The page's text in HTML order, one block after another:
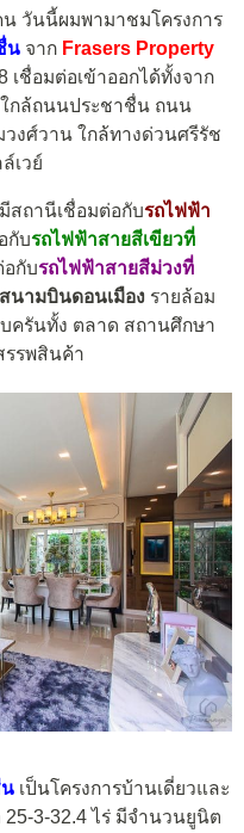
วันนี้ผมพามาชมโครงการ
น จาก Frasers Property
เชื่อมต่อเข้าออกได้ทั้งจาก
กล้ถนนประชาชื่น ถนน
งศ์วาน ใกล้ทางด่วนศรีรัช
เวย์
มีสถานีเชื่อมต่อกับรถไฟฟ้า
กับรถไฟฟ้าสายสีเขียวที่
อกับรถไฟฟ้าสายสีม่วงที่
นามบินดอนเมือง รายล้อม
ครันทั้ง ตลาด สถานศึกษา
รรพสินค้า
น เป็นโครงการบ้านเดี่ยวและ
3-32.4 ไร่ มีจำนวนยูนิต